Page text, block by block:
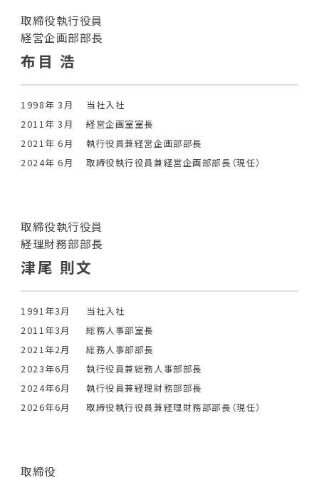
取締役執行役員
経営企画部部長
布目 浩
1998年 3月
当社入社
2011年 3月
経営企画室室長
2021年 6月
執行役員兼経営企画部部長
2024年 6月
取締役執行役員兼経営企画部部長（現任）
取締役執行役員
経理財務部部長
津尾 則文
1991年3月
当社入社
2011年3月
総務人事部室長
2021年2月
総務人事部部長
2023年6月
執行役員兼総務人事部部長
2024年6月
執行役員兼経理財務部部長
2026年6月
取締役執行役員兼経理財務部部長（現任）
取締役